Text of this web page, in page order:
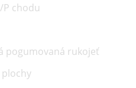
chodu
pogumovaná rukojeť
plochy